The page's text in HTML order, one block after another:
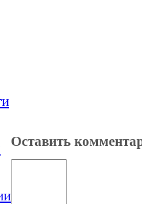
Оставить